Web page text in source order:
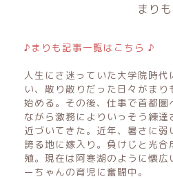
まりも
♪まりも記事一覧はこちら ♪
人生にさ迷っていた大学院時
い、散り散りだった日々がま
始める。その後、仕事で首都圏
ながら激務によりいっそう練達
近づいてきた。近年、暑さに弱
誇る地に嫁入り。負けじと光
殖。現在は阿寒湖のように懐広
ーちゃんの育児に奮闘中。